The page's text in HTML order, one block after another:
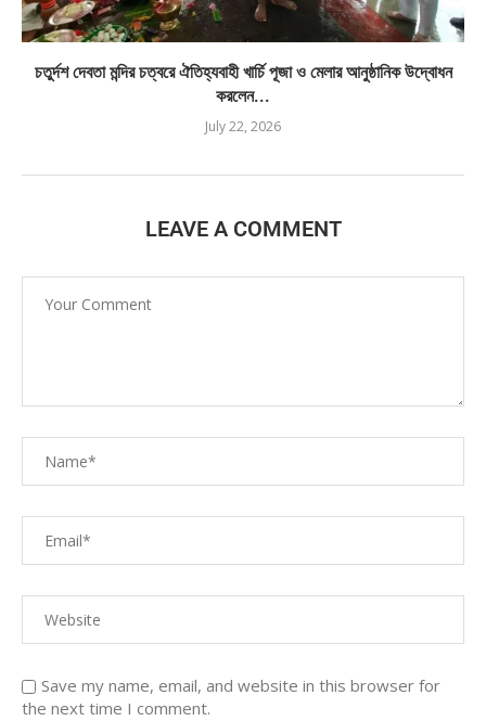
চতুর্দশ দেবতা মন্দির চত্বরে ঐতিহ্যবাহী খার্চি পূজা ও মেলার আনুষ্ঠানিক উদ্বোধন
করলেন...
July 22, 2026
LEAVE A COMMENT
Save my name, email, and website in this browser for
the next time I comment.